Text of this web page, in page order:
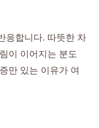
응합니다. 따뜻한 차
이 이어지는 분도
만 있는 이유가 여